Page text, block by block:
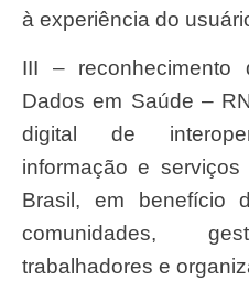
à experiência do
III – reconhecimento da Rede Nacional de
Dados em Saúde –
digital de
informação e
Brasil, em benefício
comunidades,
trabalhadores e